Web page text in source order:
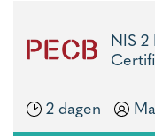
NIS 2
2 dagen